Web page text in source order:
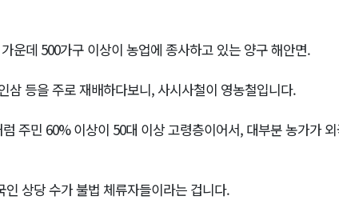
운데 500가구 이상이 농업에 종사하고 있는 양구 해안면.
삼 등을 주로 재배하다보니, 사시사철이 영농철입니다.
주민 60% 이상이 50대 이상 고령층이어서, 대부분 농가가
인 상당 수가 불법 체류자들이라는 겁니다.